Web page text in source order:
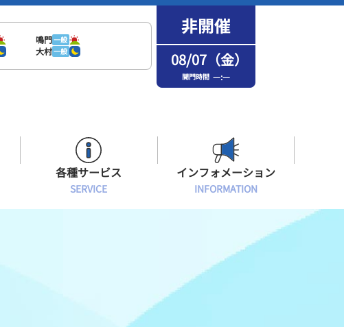
鳴門一般
大村一般 08/07（金）
開門時間 —:—
ボートレース浜名湖の楽しみ方
ル
各種サービス
SERVICE
選手応援横断幕について
インフォメーション
INFORMATION
インフォメーション
イベント・ファンサービス